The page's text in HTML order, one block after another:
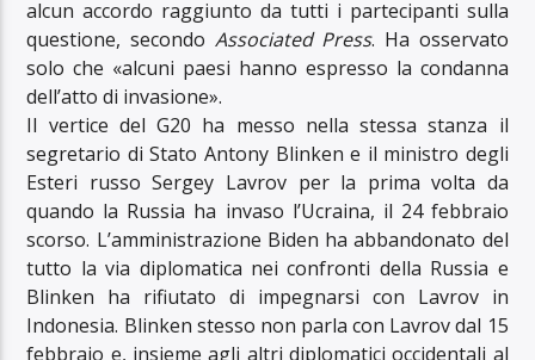
alcun accordo raggiunto da tutti i partecipanti sulla
questione, secondo Associated Press. Ha osservato
solo che «alcuni paesi hanno espresso la condanna
dell’atto di invasione».
Il vertice del G20 ha messo nella stessa stanza il
segretario di Stato Antony Blinken e il ministro degli
Esteri russo Sergey Lavrov per la prima volta da
quando la Russia ha invaso l’Ucraina, il 24 febbraio
scorso. L’amministrazione Biden ha abbandonato del
tutto la via diplomatica nei confronti della Russia e
Blinken ha rifiutato di impegnarsi con Lavrov in
Indonesia. Blinken stesso non parla con Lavrov dal 15
febbraio e, insieme agli altri diplomatici occidentali al